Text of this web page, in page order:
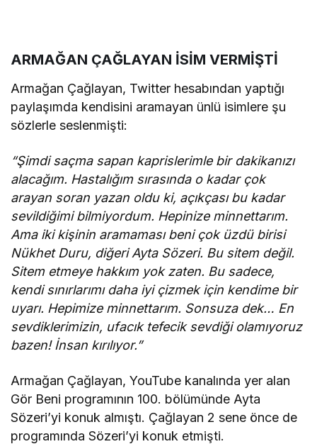
ARMAĞAN ÇAĞLAYAN İSİM VERMİŞTİ
Armağan Çağlayan, Twitter hesabından yaptığı
paylaşımda kendisini aramayan ünlü isimlere şu
sözlerle seslenmişti:
“Şimdi saçma sapan kaprislerimle bir dakikanızı
alacağım. Hastalığım sırasında o kadar çok
arayan soran yazan oldu ki, açıkçası bu kadar
sevildiğimi bilmiyordum. Hepinize minnettarım.
Ama iki kişinin aramaması beni çok üzdü birisi
Nükhet Duru, diğeri Ayta Sözeri. Bu sitem değil.
Sitem etmeye hakkım yok zaten. Bu sadece,
kendi sınırlarımı daha iyi çizmek için kendime bir
uyarı. Hepimize minnettarım. Sonsuza dek… En
sevdiklerimizin, ufacık tefecik sevdiği olamıyoruz
bazen! İnsan kırılıyor.”
Armağan Çağlayan, YouTube kanalında yer alan
Gör Beni programının 100. bölümünde Ayta
Sözeri’yi konuk almıştı. Çağlayan 2 sene önce de
programında Sözeri’yi konuk etmişti.